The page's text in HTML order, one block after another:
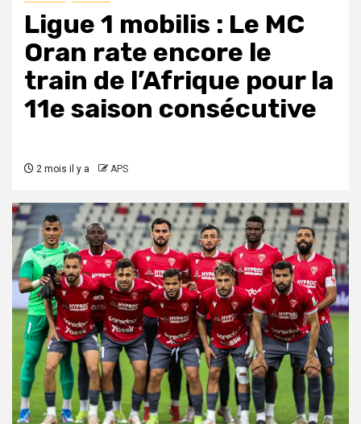
Ligue 1 mobilis : Le MC
Oran rate encore le
train de l’Afrique pour la
11e saison consécutive
2 mois il y a APS